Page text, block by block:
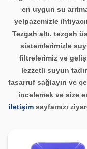
en uygun su
yelpazemizle
Tezgah altı, tezgah
sistemlerimizle
filtrelerimiz ve
lezzetli suyun
tasarruf sağlayın ve
incelemek ve size
iletişimsayfamızı